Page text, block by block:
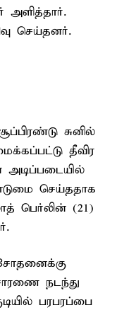
அளித்தார்.
செய்தனர்.
சுனில்
தீவிர
செய்ததாக
பெர்லின் (21)
நடந்து
பரபரப்பை